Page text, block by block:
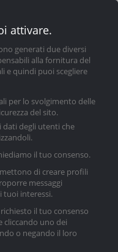
attivare.
generati due diversi
alla fornitura del
e quindi puoi scegliere
per lo svolgimento delle
del sito.
dati degli utenti che
il tuo consenso.
di creare profili
messaggi
tuoi interessi.
il tuo consenso
cliccando uno dei
o negando il loro